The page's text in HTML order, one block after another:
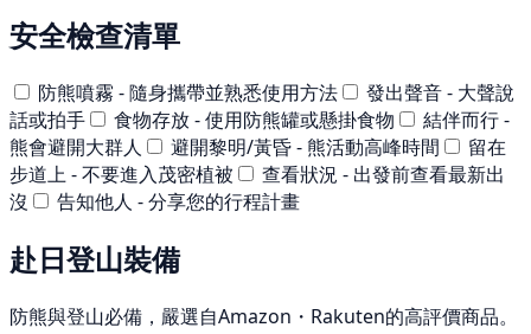
安全檢查清單
防熊噴霧 - 隨身攜帶並熟悉使用方法
發出聲音 - 大聲說
話或拍手
食物存放 - 使用防熊罐或懸掛食物
結伴而行 -
熊會避開大群人
避開黎明/黃昏 - 熊活動高峰時間
留在
步道上 - 不要進入茂密植被
查看狀況 - 出發前查看最新出
沒
告知他人 - 分享您的行程計畫
赴日登山裝備
防熊與登山必備，嚴選自Amazon・Rakuten的高評價商品。